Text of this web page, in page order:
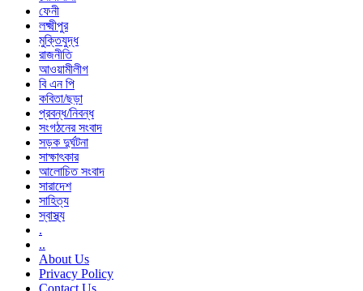
ফেনী
লক্ষ্মীপুর
মুক্তিযুদ্ধ
রাজনীতি
আওয়ামীলীগ
বি এন পি
কবিতা/ছড়া
প্রবন্ধ/নিবন্ধ
সংগঠনের সংবাদ
সড়ক দুর্ঘটনা
সাক্ষাৎকার
আলোচিত সংবাদ
সারাদেশ
সাহিত্য
স্বাস্থ্য
.
..
About Us
Privacy Policy
Contact Us